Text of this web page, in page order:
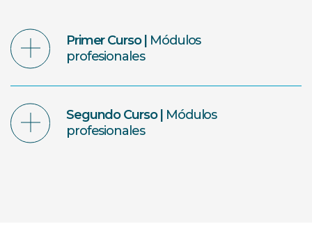
Primer Curso | Módulos
profesionales
Segundo Curso | Módulos
profesionales